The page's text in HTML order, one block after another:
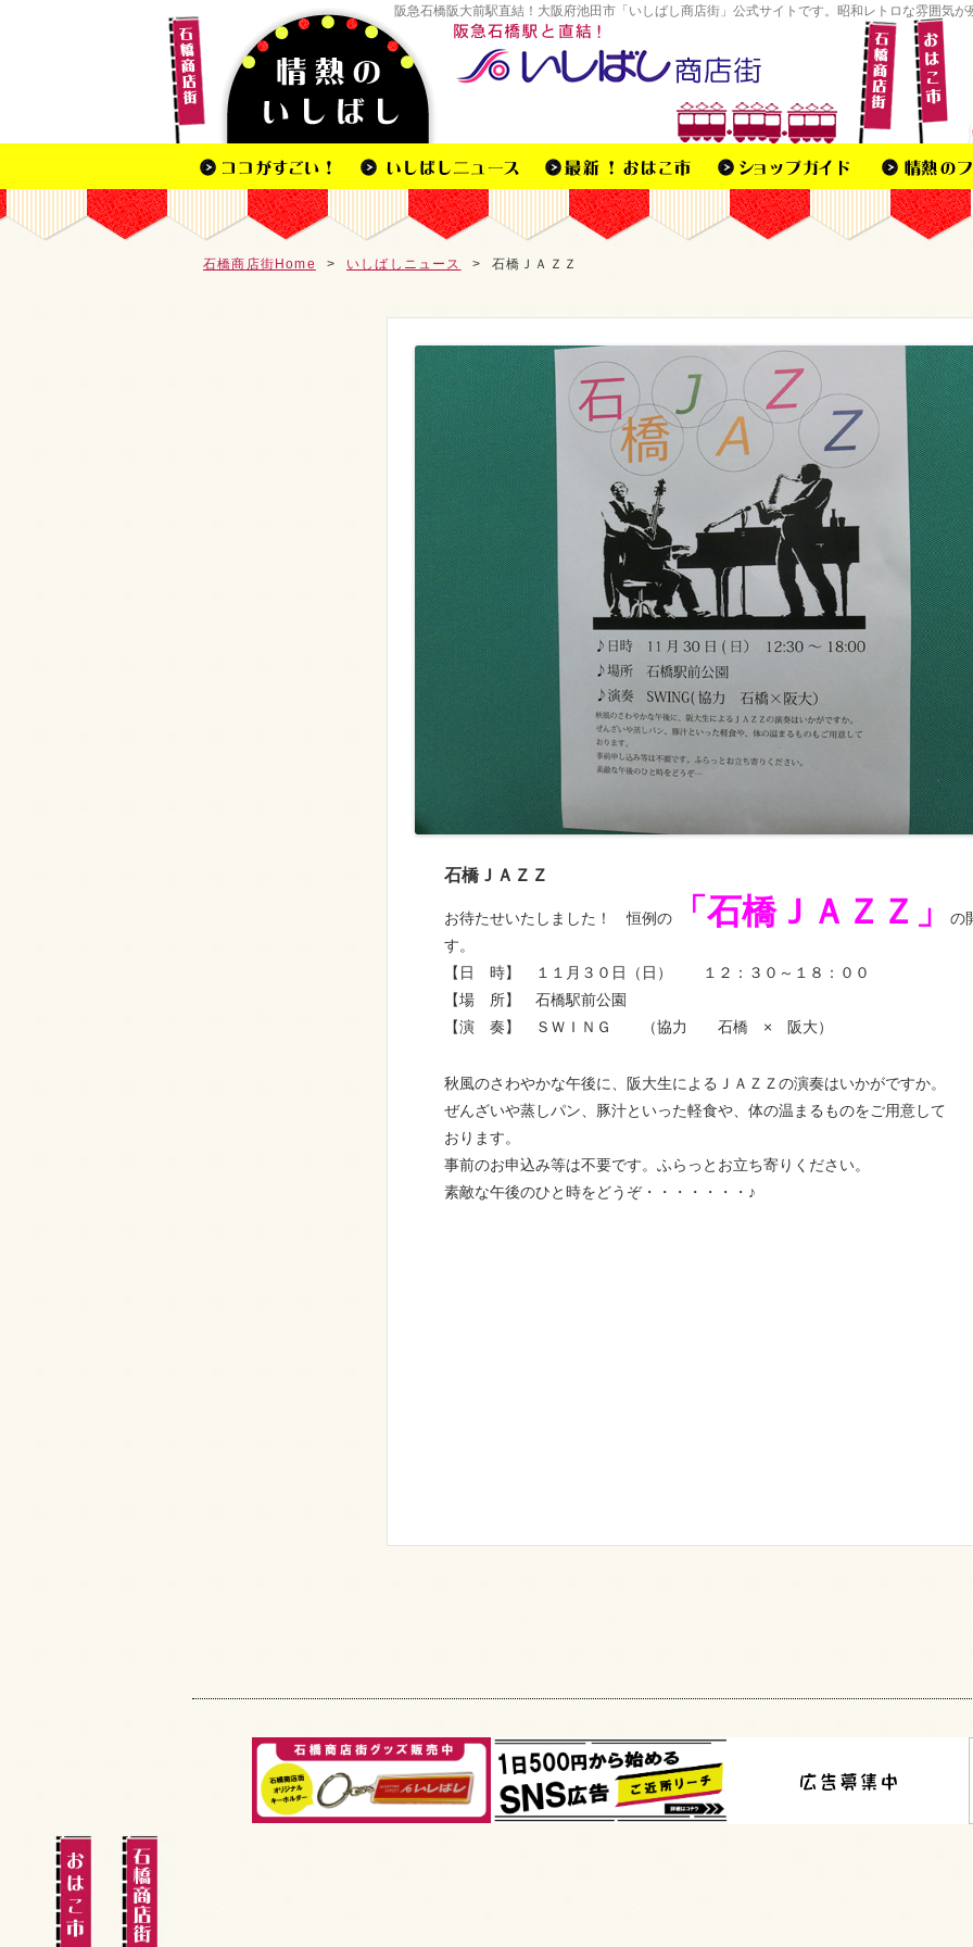
阪急石橋阪大前駅直結！大阪府池田市「いしばし商店街」公式サイトです。昭和レトロな雰囲気
石橋商店街Home > いしばしニュース > 石橋ＪＡＺＺ
石橋ＪＡＺＺ
お待たせいたしました！ 恒例の 「石橋ＪＡＺＺ」
の
す。
【日 時】 １１月３０日（日） １２：３０～１８：００
【場 所】 石橋駅前公園
【演 奏】 ＳＷＩＮＧ （協力 石橋 × 阪大）
秋風のさわやかな午後に、阪大生によるＪＡＺＺの演奏はいかがですか。
ぜんざいや蒸しパン、豚汁といった軽食や、体の温まるものをご用意して
おります。
事前のお申込み等は不要です。ふらっとお立ち寄りください。
素敵な午後のひと時をどうぞ・・・・・・・♪